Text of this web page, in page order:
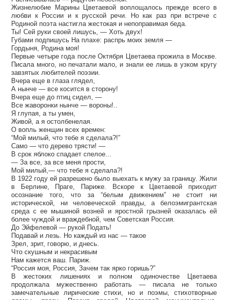
Жизнелюбие Марины Цветаевой воплощалось прежде всего в
любви к России и к русской речи. Но как раз при встрече с
Родиной поэта настигла жестокая и непоправимая беда.
Ты! Сей руки своей лишусь, — Хоть двух!
Губами подпишусь На плахе: распрь моих земля —
Гордыня, Родина моя!
Первые четыре года после Октября Цветаева прожила в Москве.
Писала много, но печатали мало, и знали ее лишь в узком кругу
завзятых любителей поэзии.
Вчера еще в глаза глядел,
А нынче — все косится в сторону!
Вчера еще до птиц сидел, —
Все жаворонки нынче — вороны!..
Я глупая, а ты умен,
Живой, а я остолбенелая.
О вопль женщин всех времен:
“Мой милый, что тебе я сделала?!”
Само — что дерево трясти! —
В срок яблоко спадает спелое...
— За все, за все меня прости,
Мой милый,— что тебе я сделала?!
В 1922 году ей разрешено было выехать к мужу за границу. Жили
в Берлине, Праге, Париже. Вскоре к Цветаевой приходит
осознание того, что за “белым движением” не стоит ни
исторической, ни человеческой правды, а белоэмигрантская
среда с ее мышиной возней и яростной грызней оказалась ей
более чуждой и враждебной, чем Советская Россия.
До Эйфелевой — рукой Подать!
Подавай и лезь. Но каждый из нас — такое
Зрел, зрит, говорю, и днесь.
Что скушным и некрасивым
Нам кажется ваш. Париж.
“Россия моя, Россия, Зачем так ярко горишь?”
В жестоких лишениях и полном одиночестве Цветаева
продолжала мужественно работать — писала не только
замечательные лирические стихи, но и поэмы, стихотворные